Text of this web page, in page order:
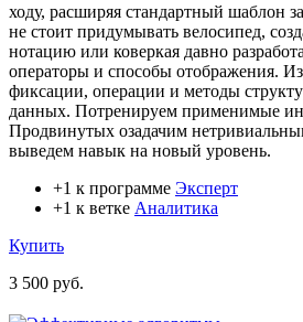
ходу, расширяя стандартный шаблон
не стоит придумывать велосипед,
нотацию или коверкая давно
операторы и способы отображения.
фиксации, операции и методы
данных. Потренируем применимые
Продвинутых озадачим
выведем навык на новый уровень.
+1 к программе Эксперт
+1 к ветке Аналитика
Купить
3 500 руб.